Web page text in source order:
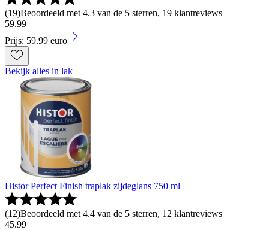
(19)Beoordeeld met 4.3 van de 5 sterren, 19 klantreviews
59.99
Prijs: 59.99 euro
Bekijk alles in lak
Histor Perfect Finish traplak zijdeglans 750 ml
(12)Beoordeeld met 4.4 van de 5 sterren, 12 klantreviews
45.99